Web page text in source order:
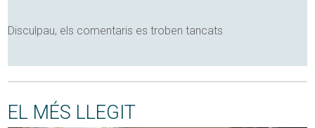
Disculpau, els comentaris es troben tancats
EL MÉS LLEGIT